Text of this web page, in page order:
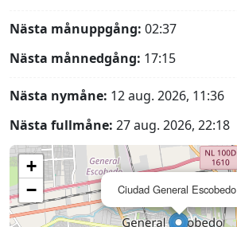
Nästa månuppgång: 02:37
Nästa månnedgång: 17:15
Nästa nymåne: 12 aug. 2026, 11:36
Nästa fullmåne: 27 aug. 2026, 22:18
Ciudad General Escobedo
+
−